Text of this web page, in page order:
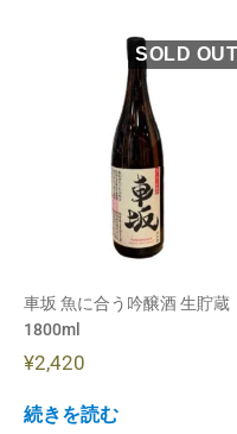
車坂 魚に合う吟醸酒 生貯蔵
1800ml
¥2,420
続きを読む